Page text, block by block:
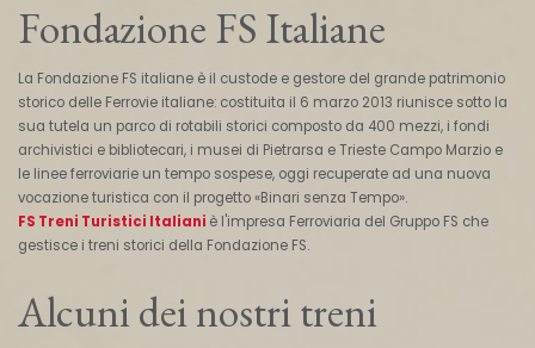
Fondazione FS Italiane
La Fondazione FS italiane è il custode e gestore del grande patrimonio
storico delle Ferrovie italiane: costituita il 6 marzo 2013 riunisce sotto la
sua tutela un parco di rotabili storici composto da 400 mezzi, i fondi
archivistici e bibliotecari, i musei di Pietrarsa e Trieste Campo Marzio e
le linee ferroviarie un tempo sospese, oggi recuperate ad una nuova
vocazione turistica con il progetto «Binari senza Tempo».
FS Treni Turistici Italiani è l'impresa Ferroviaria del Gruppo FS che
gestisce i treni storici della Fondazione FS.
Alcuni dei nostri treni